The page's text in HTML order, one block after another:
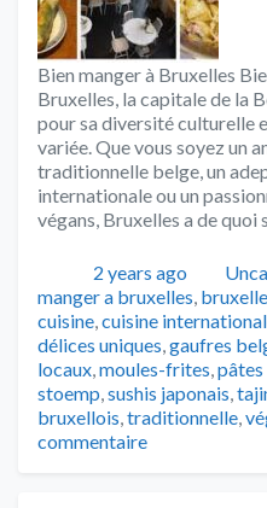
Bien manger à Bruxelles
Bruxelles, la capitale de la
pour sa diversité culturelle
variée. Que vous soyez un
traditionnelle belge, un
internationale ou un
végans, Bruxelles a de quoi
Publié2 years ago
manger a bruxelles,
cuisine,cuisine
délices uniques,gaufres
locaux,moules-frites,pâtes
stoemp,sushis japonais,
bruxellois,traditionnelle,
commentaire